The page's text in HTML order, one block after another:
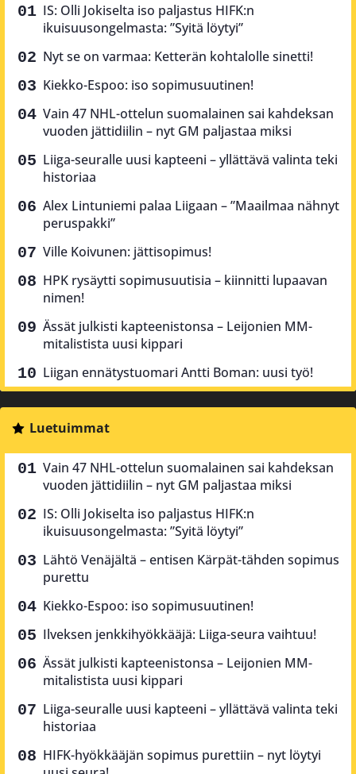
IS: Olli Jokiselta iso paljastus HIFK:n
ikuisuusongelmasta: ”Syitä löytyi”
Nyt se on varmaa: Ketterän kohtalolle sinetti!
Kiekko-Espoo: iso sopimusuutinen!
Vain 47 NHL-ottelun suomalainen sai kahdeksan
vuoden jättidiilin – nyt GM paljastaa miksi
Liiga-seuralle uusi kapteeni – yllättävä valinta teki
historiaa
Alex Lintuniemi palaa Liigaan – ”Maailmaa nähnyt
peruspakki”
Ville Koivunen: jättisopimus!
HPK rysäytti sopimusuutisia – kiinnitti lupaavan
nimen!
Ässät julkisti kapteenistonsa – Leijonien MM-
mitalistista uusi kippari
Liigan ennätystuomari Antti Boman: uusi työ!
Luetuimmat
Vain 47 NHL-ottelun suomalainen sai kahdeksan
vuoden jättidiilin – nyt GM paljastaa miksi
IS: Olli Jokiselta iso paljastus HIFK:n
ikuisuusongelmasta: ”Syitä löytyi”
Lähtö Venäjältä – entisen Kärpät-tähden sopimus
purettu
Kiekko-Espoo: iso sopimusuutinen!
Ilveksen jenkkihyökkääjä: Liiga-seura vaihtuu!
Ässät julkisti kapteenistonsa – Leijonien MM-
mitalistista uusi kippari
Liiga-seuralle uusi kapteeni – yllättävä valinta teki
historiaa
HIFK-hyökkääjän sopimus purettiin – nyt löytyi